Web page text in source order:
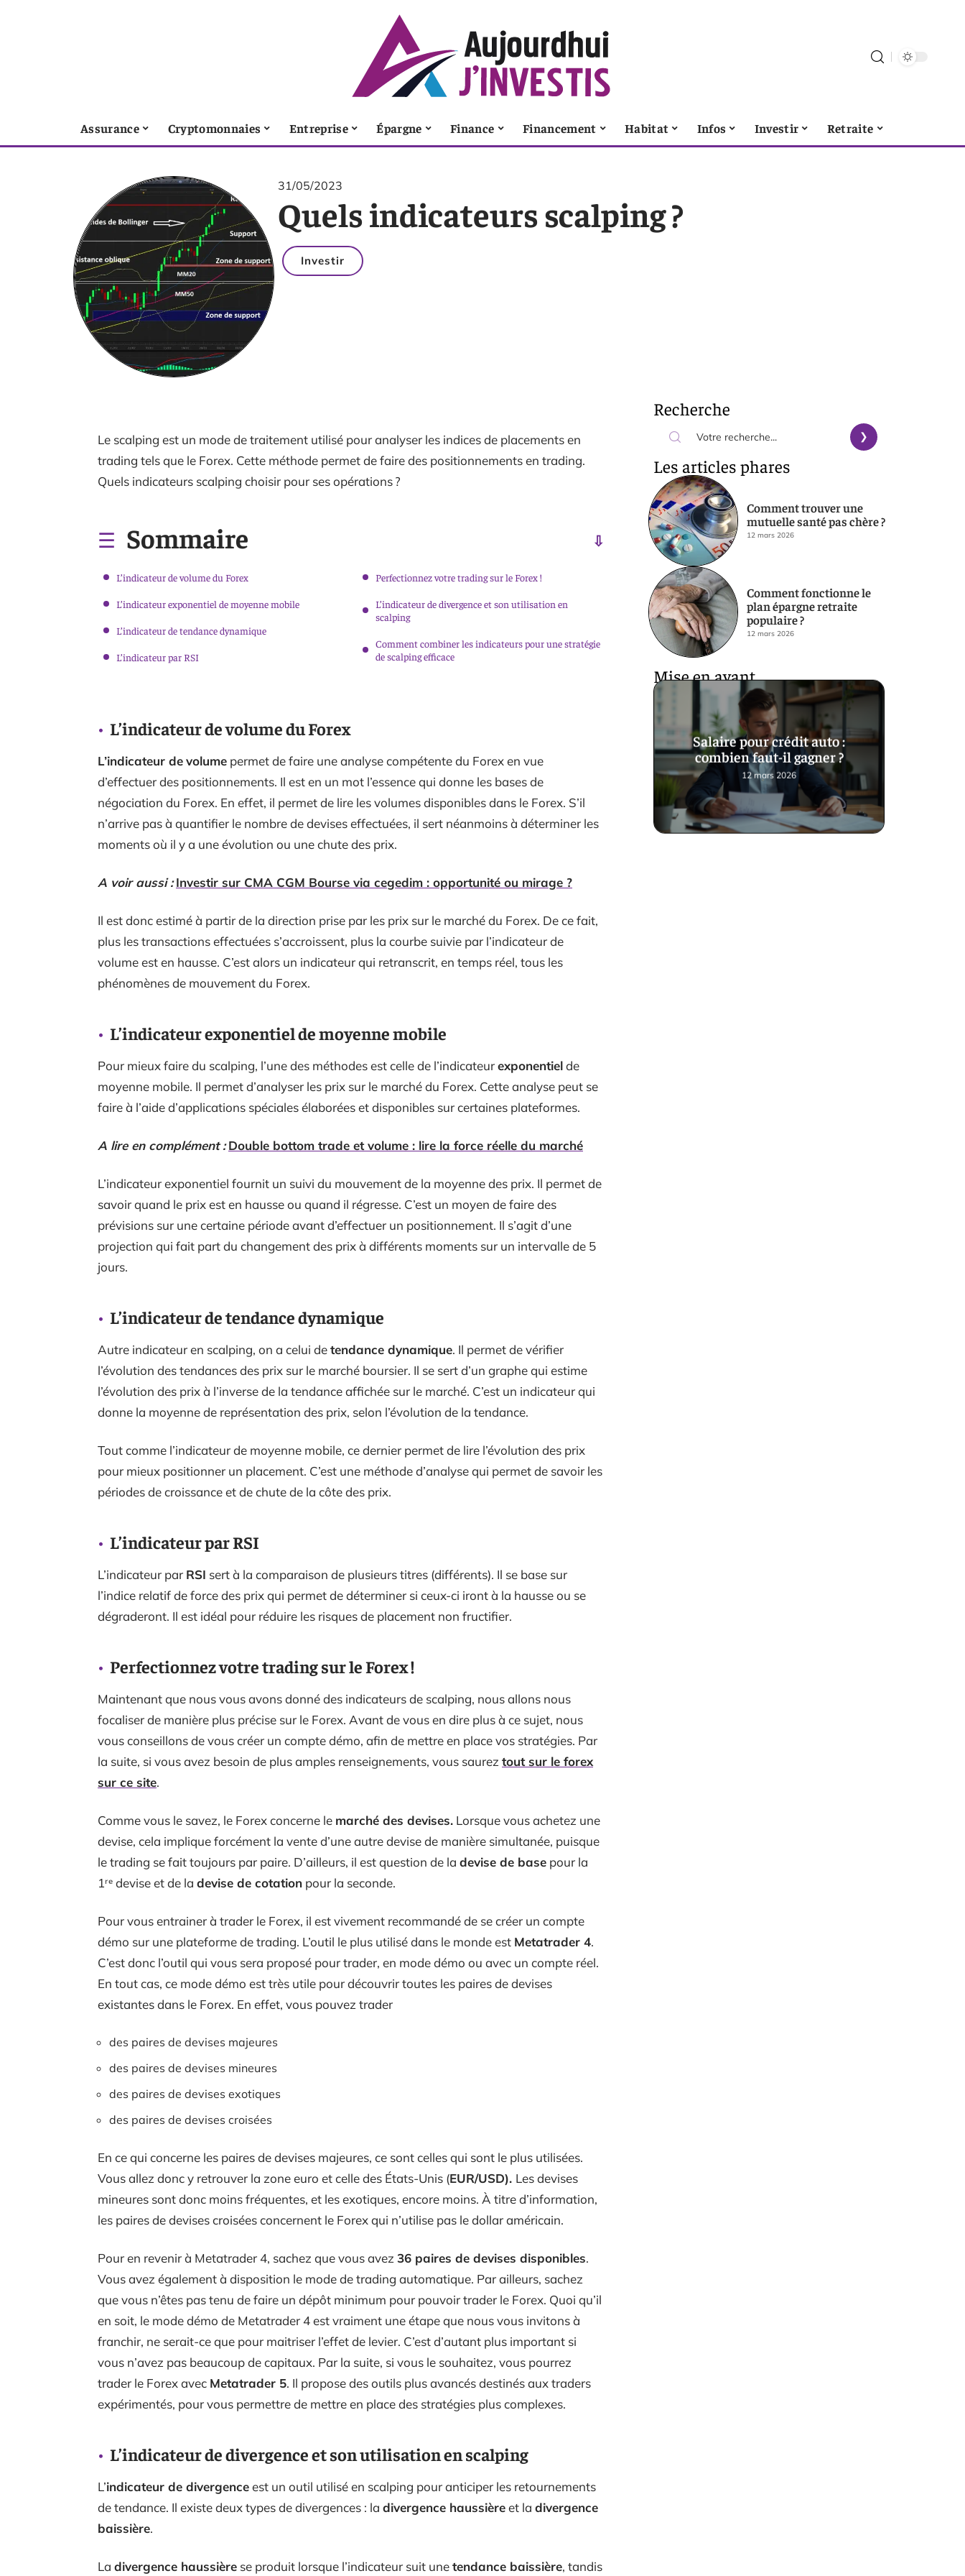
Assurance Cryptomonnaies Entreprise Épargne Finance Financement Habitat Infos Investir Retraite
31/05/2023
Quels indicateurs scalping ?
Investir
Le scalping est un mode de traitement utilisé pour analyser les indices de placements en
trading tels que le Forex. Cette méthode permet de faire des positionnements en trading.
Quels indicateurs scalping choisir pour ses opérations ?
Sommaire
L’indicateur de volume du Forex
L’indicateur exponentiel de moyenne mobile
L’indicateur de tendance dynamique
L’indicateur par RSI
Perfectionnez votre trading sur le Forex !
L’indicateur de divergence et son utilisation en
scalping
Comment combiner les indicateurs pour une stratégie
de scalping efficace
L’indicateur de volume du Forex
L’indicateur devolume permet de faire une analyse compétente du Forex en vue
d’effectuer des positionnements. Il est en un mot l’essence qui donne les bases de
négociation du Forex. En effet, il permet de lire les volumes disponibles dans le Forex. S’il
n’arrive pas à quantifier le nombre de devises effectuées, il sert néanmoins à déterminer les
moments où il y a une évolution ou une chute des prix.
A voir aussi : Investir sur CMA CGM Bourse via cegedim : opportunité ou mirage ?
Il est donc estimé à partir de la direction prise par les prix sur le marché du Forex. De ce fait,
plus les transactions effectuées s’accroissent, plus la courbe suivie par l’indicateur de
volume est en hausse. C’est alors un indicateur qui retranscrit, en temps réel, tous les
phénomènes de mouvement du Forex.
L’indicateur exponentiel de moyenne mobile
Pour mieux faire du scalping, l’une des méthodes est celle de l’indicateurexponentielde
moyenne mobile. Il permet d’analyser les prix sur le marché du Forex. Cette analyse peut se
faire à l’aide d’applications spéciales élaborées et disponibles sur certaines plateformes.
A lire en complément : Double bottom trade et volume : lire la force réelle du marché
L’indicateur exponentiel fournit un suivi du mouvement de la moyenne des prix. Il permet de
savoir quand le prix est en hausse ou quand il régresse. C’est un moyen de faire des
prévisions sur une certaine période avant d’effectuer un positionnement. Il s’agit d’une
projection qui fait part du changement des prix à différents moments sur un intervalle de 5
jours.
L’indicateur de tendance dynamique
Autre indicateur en scalping, on a celui detendance dynamique. Il permet de vérifier
l’évolution des tendances des prix sur le marché boursier. Il se sert d’un graphe qui estime
l’évolution des prix à l’inverse de la tendance affichée sur le marché. C’est un indicateur qui
donne la moyenne de représentation des prix, selon l’évolution de la tendance.
Tout comme l’indicateur de moyenne mobile, ce dernier permet de lire l’évolution des prix
pour mieux positionner un placement. C’est une méthode d’analyse qui permet de savoir les
périodes de croissance et de chute de la côte des prix.
L’indicateur par RSI
L’indicateur par RSI sert à la comparaison de plusieurs titres (différents). Il se base sur
l’indice relatif de force des prix qui permet de déterminer si ceux-ci iront à la hausse ou se
dégraderont. Il est idéal pour réduire les risques de placement non fructifier.
Perfectionnez votre trading sur le Forex !
Maintenant que nous vous avons donné des indicateurs de scalping, nous allons nous
focaliser de manière plus précise sur le Forex. Avant de vous en dire plus à ce sujet, nous
vous conseillons de vous créer un compte démo, afin de mettre en place vos stratégies. Par
la suite, si vous avez besoin de plus amples renseignements, vous saurez tout sur le forex
sur ce site.
Comme vous le savez, le Forex concerne le marché des devises. Lorsque vous achetez une
devise, cela implique forcément la vente d’une autre devise de manière simultanée, puisque
le trading se fait toujours par paire. D’ailleurs, il est question de la devise de base pour la
1ʳᵉ devise et de la devise de cotation pour la seconde.
Pour vous entrainer à trader le Forex, il est vivement recommandé de se créer un compte
démo sur une plateforme de trading. L’outil le plus utilisé dans le monde est Metatrader 4.
C’est donc l’outil qui vous sera proposé pour trader, en mode démo ou avec un compte réel.
En tout cas, ce mode démo est très utile pour découvrir toutes les paires de devises
existantes dans le Forex. En effet, vous pouvez trader
des paires de devises majeures
des paires de devises mineures
des paires de devises exotiques
des paires de devises croisées
En ce qui concerne les paires de devises majeures, ce sont celles qui sont le plus utilisées.
Vous allez donc y retrouver la zone euro et celle des États-Unis (EUR/USD). Les devises
mineures sont donc moins fréquentes, et les exotiques, encore moins. À titre d’information,
les paires de devises croisées concernent le Forex qui n’utilise pas le dollar américain.
Pour en revenir à Metatrader 4, sachez que vous avez 36 paires de devises disponibles.
Vous avez également à disposition le mode de trading automatique. Par ailleurs, sachez
que vous n’êtes pas tenu de faire un dépôt minimum pour pouvoir trader le Forex. Quoi qu’il
en soit, le mode démo de Metatrader 4 est vraiment une étape que nous vous invitons à
franchir, ne serait-ce que pour maitriser l’effet de levier. C’est d’autant plus important si
vous n’avez pas beaucoup de capitaux. Par la suite, si vous le souhaitez, vous pourrez
trader le Forex avec Metatrader 5. Il propose des outils plus avancés destinés aux traders
expérimentés, pour vous permettre de mettre en place des stratégies plus complexes.
L’indicateur de divergence et son utilisation en scalping
L’indicateur de divergenceest un outil utilisé en scalping pour anticiper les retournements
de tendance. Il existe deux types de divergences : la divergence haussièreet la divergence
baissière.
La divergence haussière se produit lorsque l’indicateur suit unetendance baissière, tandis
Recherche
Les articles phares
Comment trouver une
mutuelle santé pas chère ?
12 mars 2026
Comment fonctionne le
plan épargne retraite
populaire ?
12 mars 2026
Mise en avant
Salaire pour crédit auto :
combien faut-il gagner ?
12 mars 2026